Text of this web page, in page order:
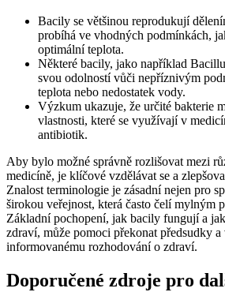
Bacily se většinou reprodukují
probíhá ve vhodných podmínkách,
optimální teplota.
Některé bacily, jako například
svou odolností vůči nepříznivým
teplota nebo nedostatek vody.
Výzkum ukazuje, že určité bakterie
vlastnosti, které se využívají v
antibiotik.
Aby bylo možné správně rozlišovat mezi
medicíně, je klíčové vzdělávat se a
Znalost terminologie je zásadní nejen pro
širokou veřejnost, která často čelí mylným
Základní pochopení, jak bacily fungují a
zdraví, může pomoci překonat předsudky a
informovanému rozhodování o zdraví.
Doporučené zdroje pro